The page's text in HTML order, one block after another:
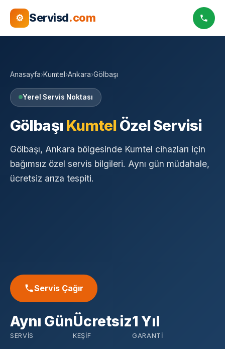
⚙ Servisd.com
Anasayfa›Kumtel›Ankara›Gölbaşı
Yerel Servis Noktası
GölbaşıKumtelÖzel Servisi
Gölbaşı, Ankara bölgesinde Kumtel cihazları için
bağımsız özel servis bilgileri. Aynı gün müdahale,
ücretsiz arıza tespiti.
Servis Çağır
Aynı Gün
SERVIS
Ücretsiz
KEŞIF
1 Yıl
GARANTI